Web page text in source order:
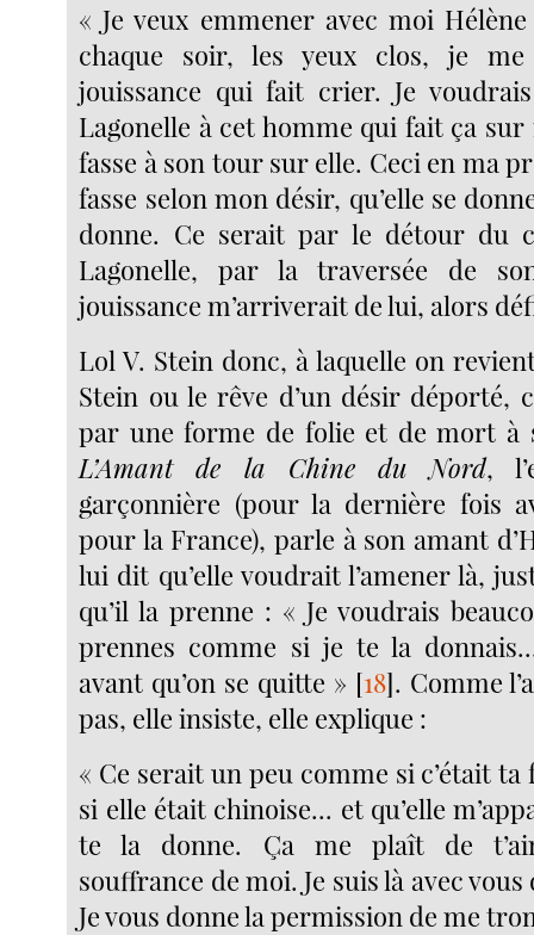
« Je veux emmener avec moi
chaque soir, les yeux clos, je
jouissance qui fait crier. Je
Lagonelle à cet homme qui fait ça
fasse à son tour sur elle. Ceci en ma
fasse selon mon désir, qu’elle se
donne. Ce serait par le détour du
Lagonelle, par la traversée de
jouissance m’arriverait de lui, alors
Lol V. Stein donc, à laquelle on
Stein ou le rêve d’un désir déporté,
par une forme de folie et de mort à
L’Amant de la Chine du Nord,
garçonnière (pour la dernière fois
pour la France), parle à son amant
lui dit qu’elle voudrait l’amener là,
qu’il la prenne : « Je voudrais
prennes comme si je te la
avant qu’on se quitte » [18]. Comme
pas, elle insiste, elle explique :
« Ce serait un peu comme si c’était
si elle était chinoise... et qu’elle
te la donne. Ça me plaît de
souffrance de moi. Je suis là avec vous
Je vous donne la permission de me